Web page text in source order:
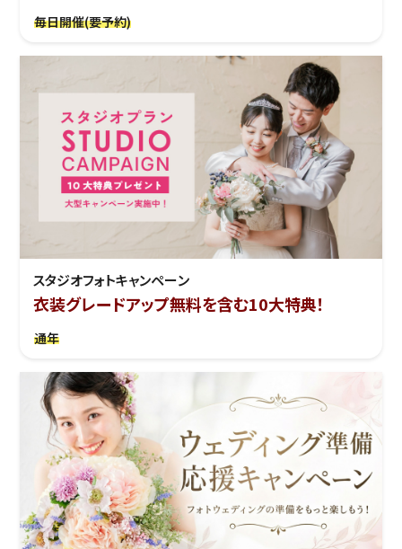
毎日開催(要予約)
スタジオフォトキャンペーン
衣装グレードアップ無料を含む10大特典！
通年